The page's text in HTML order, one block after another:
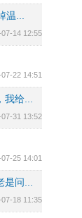
...
14 12:55
22 14:51
给...
31 13:52
25 14:01
问...
18 11:35